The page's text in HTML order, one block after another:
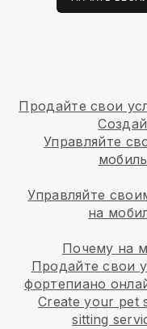
Продайте свои
Управляйте
Управляйте
на
Почему на
Продайте свои
фортепиано
Create your pet
sitting